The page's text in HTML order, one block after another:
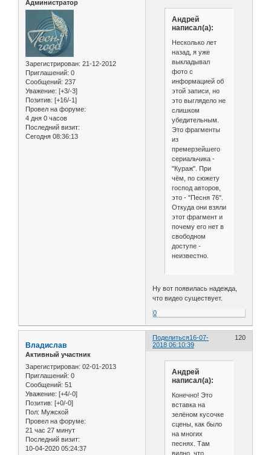
Администратор
Зарегистрирован: 21-12-2012
Приглашений: 0
Сообщений: 237
Уважение: [+3/-3]
Позитив: [+16/-1]
Провел на форуме:
4 дня 0 часов
Последний визит:
Сегодня 08:36:13
Андрей
написал(а):
Несколько лет
назад, я уже
выкладывал
фото с
информацией об
этой записи, но
это выглядело не
слишком
убедительным.
Это фрагменты
из
премерзейшего
сериальчика -
"Кураж". При
чём, по сюжету
господ авторов,
это - "Песня 76".
Откуда они взяли
этот фрагмент и
почему его нет в
свободном
доступе -
неизвестно.
Ну вот появилась надежда,
что видео существует.
0
Поделиться 120
16-07-
2018 06:10:39
Владислав
Активный участник
Зарегистрирован: 02-01-2013
Приглашений: 0
Сообщений: 51
Уважение: [+4/-0]
Позитив: [+0/-0]
Пол: Мужской
Провел на форуме:
21 час 27 минут
Последний визит:
10-04-2020 05:24:37
Андрей
написал(а):
Конечно! Это
вставка на
зелёном кусочке
сцены, как было
на многих
песнях. Там
видно, что